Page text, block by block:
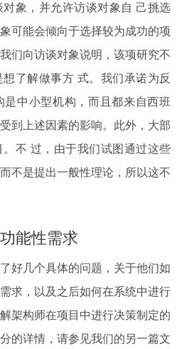
象，并允许访谈对象自 己挑选
可能会倾向于选择较为成功的项
们向访谈对象说明，该项研究不
了解做事方 式。我们承诺为反
中小型机构，而且都来自西班
到上述因素的影响。此外，大部
不 过，由于我们试图通过这些
不是提出一般性理论，所以这不
能性需求
好几个具体的问题，关于他们如
求，以及之后如何在系统中进行
架构师在项目中进行决策制定的
的详情，请参见我们的另一篇文